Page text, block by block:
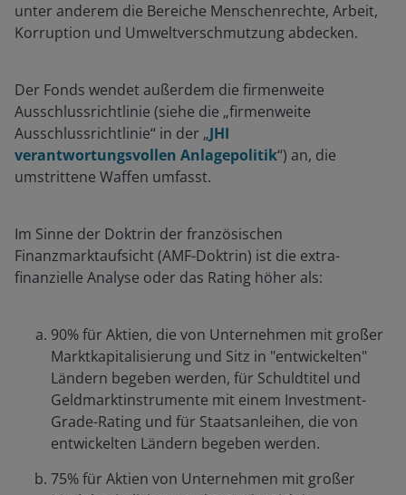
unter anderem die Bereiche Menschenrechte, Arbeit,
Korruption und Umweltverschmutzung abdecken.
Der Fonds wendet außerdem die firmenweite
Ausschlussrichtlinie (siehe die „firmenweite
Ausschlussrichtlinie“ in der „JHI
verantwortungsvollen Anlagepolitik“) an, die
umstrittene Waffen umfasst.
Im Sinne der Doktrin der französischen
Finanzmarktaufsicht (AMF-Doktrin) ist die extra-
finanzielle Analyse oder das Rating höher als:
90% für Aktien, die von Unternehmen mit großer
Marktkapitalisierung und Sitz in "entwickelten"
Ländern begeben werden, für Schuldtitel und
Geldmarktinstrumente mit einem Investment-
Grade-Rating und für Staatsanleihen, die von
entwickelten Ländern begeben werden.
75% für Aktien von Unternehmen mit großer